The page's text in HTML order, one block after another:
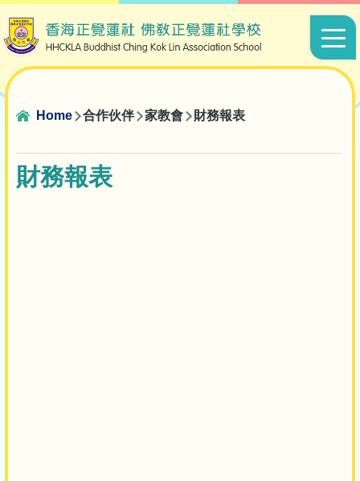
Skip to main content
Main
Breadcrumb
Home 合作伙伴 家教會 財務報表
財務報表